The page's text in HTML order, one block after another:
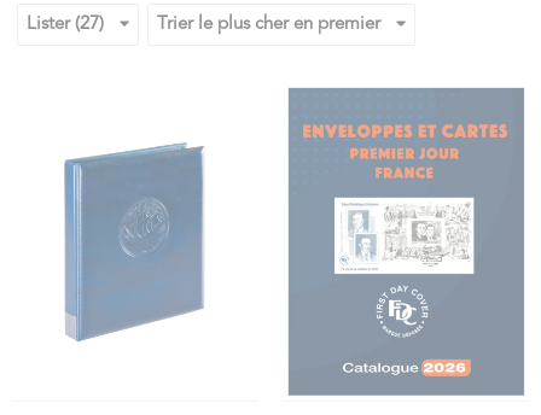
Lister (27) Trier le plus cher en premier